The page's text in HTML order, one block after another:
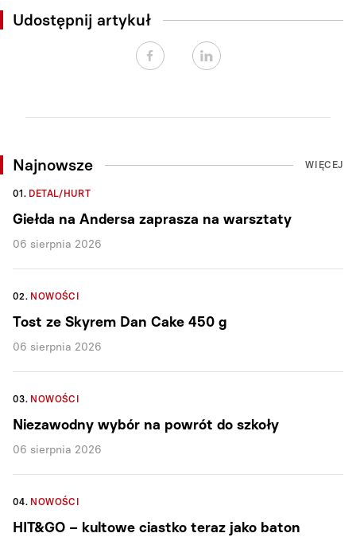
Udostępnij artykuł
Najnowsze WIĘCEJ
01. DETAL/HURT
Giełda na Andersa zaprasza na warsztaty
06 sierpnia 2026
02. NOWOŚCI
Tost ze Skyrem Dan Cake 450 g
06 sierpnia 2026
03. NOWOŚCI
Niezawodny wybór na powrót do szkoły
06 sierpnia 2026
04. NOWOŚCI
HIT&GO – kultowe ciastko teraz jako baton